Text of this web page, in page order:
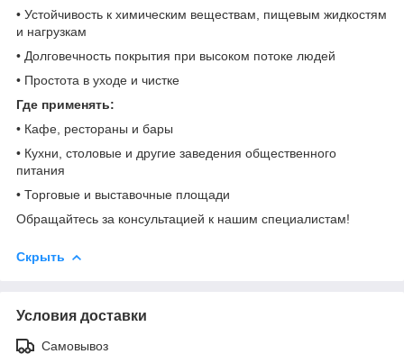
• Устойчивость к химическим веществам, пищевым жидкостям
и нагрузкам
• Долговечность покрытия при высоком потоке людей
• Простота в уходе и чистке
Где применять:
• Кафе, рестораны и бары
• Кухни, столовые и другие заведения общественного
питания
• Торговые и выставочные площади
Обращайтесь за консультацией к нашим специалистам!
Скрыть
Условия доставки
Самовывоз